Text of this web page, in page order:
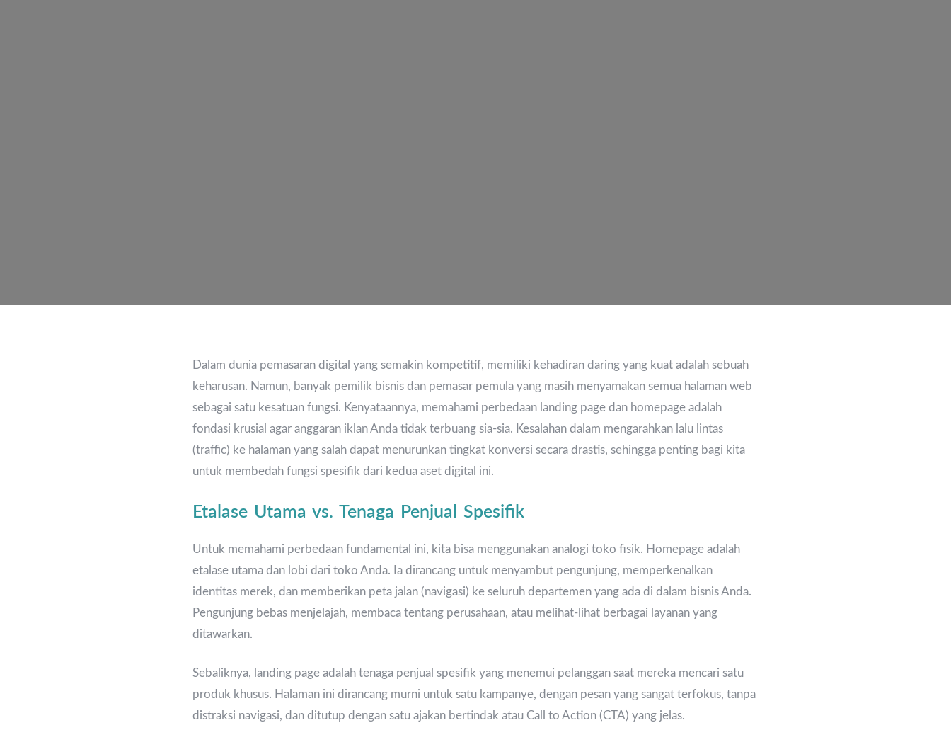
Dalam dunia pemasaran digital yang semakin kompetitif, memiliki kehadiran daring yang kuat adalah sebuah
keharusan. Namun, banyak pemilik bisnis dan pemasar pemula yang masih menyamakan semua halaman web
sebagai satu kesatuan fungsi. Kenyataannya, memahami perbedaan landing page dan homepage adalah
fondasi krusial agar anggaran iklan Anda tidak terbuang sia-sia. Kesalahan dalam mengarahkan lalu lintas
(traffic) ke halaman yang salah dapat menurunkan tingkat konversi secara drastis, sehingga penting bagi kita
untuk membedah fungsi spesifik dari kedua aset digital ini.
Etalase Utama vs. Tenaga Penjual Spesifik
Untuk memahami perbedaan fundamental ini, kita bisa menggunakan analogi toko fisik. Homepage adalah
etalase utama dan lobi dari toko Anda. Ia dirancang untuk menyambut pengunjung, memperkenalkan
identitas merek, dan memberikan peta jalan (navigasi) ke seluruh departemen yang ada di dalam bisnis Anda.
Pengunjung bebas menjelajah, membaca tentang perusahaan, atau melihat-lihat berbagai layanan yang
ditawarkan.
Sebaliknya, landing page adalah tenaga penjual spesifik yang menemui pelanggan saat mereka mencari satu
produk khusus. Halaman ini dirancang murni untuk satu kampanye, dengan pesan yang sangat terfokus, tanpa
distraksi navigasi, dan ditutup dengan satu ajakan bertindak atau Call to Action (CTA) yang jelas.